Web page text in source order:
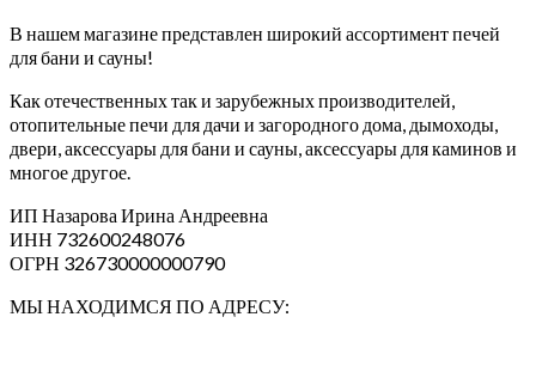
В нашем магазине представлен широкий ассортимент печей
для бани и сауны!
Как отечественных так и зарубежных производителей,
отопительные печи для дачи и загородного дома, дымоходы,
двери, аксессуары для бани и сауны, аксессуары для каминов и
многое другое.
ИП Назарова Ирина Андреевна⁠
ИНН 732600248076
ОГРН 326730000000790
МЫ НАХОДИМСЯ ПО АДРЕСУ: